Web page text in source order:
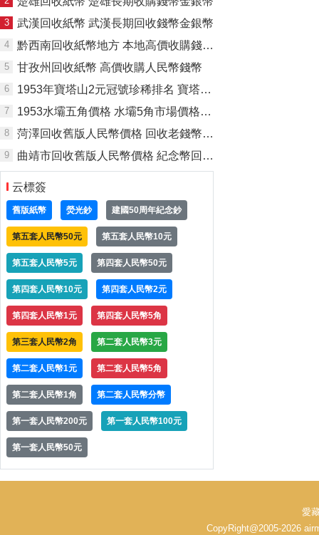
3 武漢回收紙幣 武漢長期回收錢幣金銀幣
4 黔西南回收紙幣地方 本地高價收購錢幣人民幣
5 甘孜州回收紙幣 高價收購人民幣錢幣
6 1953年寶塔山2元冠號珍稀排名 寶塔山2元價格行情
7 1953水壩五角價格 水壩5角市場價格與真假辨別
8 菏澤回收舊版人民幣價格 回收老錢幣價格
9 曲靖市回收舊版人民幣價格 紀念幣回收價格表
云標簽
舊版紙幣 熒光鈔 建國50周年紀念鈔
第五套人民幣50元 第五套人民幣10元
第五套人民幣5元 第四套人民幣50元
第四套人民幣10元 第四套人民幣2元
第四套人民幣1元 第四套人民幣5角
第三套人民幣2角 第二套人民幣3元
第二套人民幣1元 第二套人民幣5角
第二套人民幣1角 第二套人民幣分幣
第一套人民幣200元 第一套人民幣100元
第一套人民幣50元
愛
CopyRight@2005-2026